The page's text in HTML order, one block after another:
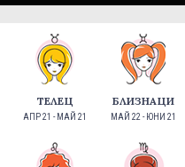
ТЕЛЕЦ
АПР 21 - МАЙ 21
БЛИЗНАЦИ
МАЙ 22 - ЮНИ 21